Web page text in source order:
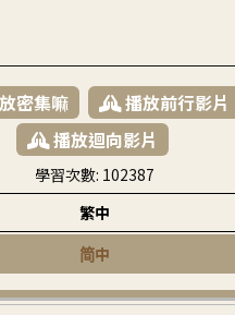
密集嘛
播放前行影片
播放迴向影片
學習次數: 102387
繁中
简中